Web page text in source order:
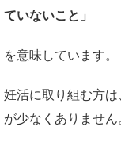
ていないこと」
を意味しています。
妊活に取り組む方
が少なくありません